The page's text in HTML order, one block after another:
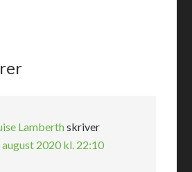
Lamberthskriver
august 2020 kl. 22:10